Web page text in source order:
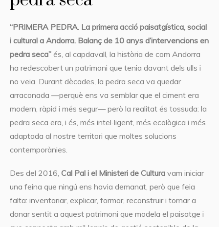
“PRIMERA PEDRA. La primera acció paisatgística, social
i cultural a Andorra. Balanç de 10 anys d’intervencions en
pedra seca”és, al capdavall, la història de com Andorra
ha redescobert un patrimoni que tenia davant dels ulls i
no veia. Durant dècades, la pedra seca va quedar
arraconada —perquè ens va semblar que el ciment era
modern, ràpid i més segur— però la realitat és tossuda: la
pedra seca era, i és, més intel·ligent, més ecològica i més
adaptada al nostre territori que moltes solucions
contemporànies.
Des del 2016, Cal Pal i el Ministeri de Culturavam iniciar
una feina que ningú ens havia demanat, però que feia
falta: inventariar, explicar, formar, reconstruir i tornar a
donar sentit a aquest patrimoni que modela el paisatge i